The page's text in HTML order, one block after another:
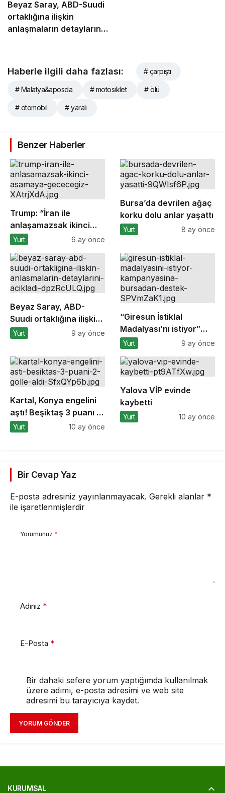
Beyaz Saray, ABD-Suudi
ortaklığına ilişkin
anlaşmaların detaylarını
Haberle ilgili daha fazlası: # çarpıştı
# Malatya&aposda # motosiklet # ölü
# otomobil # yaralı
Benzer Haberler
Trump: “İran ile
anlaşamazsak ikinci
aşamaya geçeceğiz”
Yurt 6 ay önce
Bursa’da devrilen ağaç
korku dolu anlar yaşattı
Yurt 8 ay önce
Beyaz Saray, ABD-
Suudi ortaklığına ilişkin
anlaşmaların
Yurt 9 ay önce
“Giresun İstiklal
Madalyası’nı istiyor”
kampanyasına
Yurt 9 ay önce
Kartal, Konya engelini
aştı! Beşiktaş 3 puanı 2
golle aldı
Yurt 10 ay önce
Yalova VİP evinde
kaybetti
Yurt 10 ay önce
Bir Cevap Yaz
E-posta adresiniz yayınlanmayacak. Gerekli alanlar *
ile işaretlenmişlerdir
Yorumunuz *
Adınız *
E-Posta *
Bir dahaki sefere yorum yaptığımda kullanılmak
üzere adımı, e-posta adresimi ve web site
adresimi bu tarayıcıya kaydet.
YORUM GÖNDER
KURUMSAL